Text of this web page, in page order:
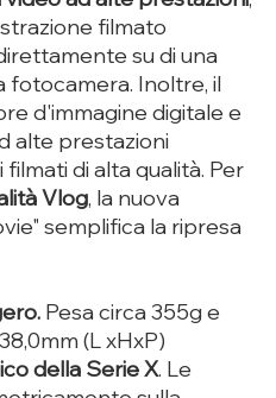
filmato
su di una
fotocamera. Inoltre, il
d'immagine digitale e
alte prestazioni
di alta qualità. Per
Vlog, la nuova
semplifica la ripresa
Pesa circa 355g e
(L xHxP)
della Serie X. Le